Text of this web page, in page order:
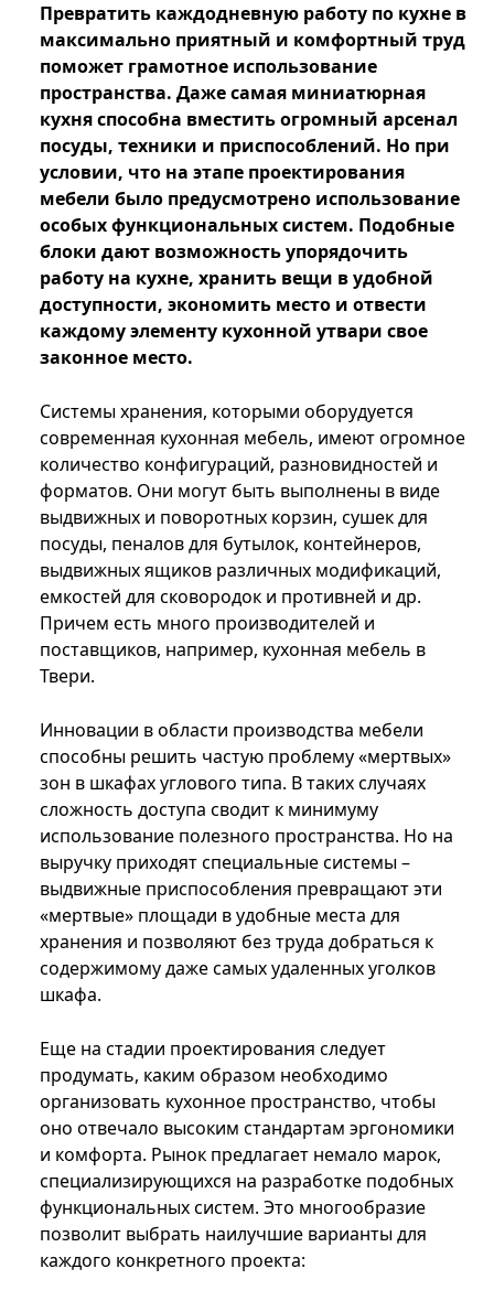
Превратить каждодневную работу по кухне в
максимально приятный и комфортный труд
поможет грамотное использование
пространства. Даже самая миниатюрная
кухня способна вместить огромный арсенал
посуды, техники и приспособлений. Но при
условии, что на этапе проектирования
мебели было предусмотрено использование
особых функциональных систем. Подобные
блоки дают возможность упорядочить
работу на кухне, хранить вещи в удобной
доступности, экономить место и отвести
каждому элементу кухонной утвари свое
законное место.
Системы хранения, которыми оборудуется
современная кухонная мебель, имеют огромное
количество конфигураций, разновидностей и
форматов. Они могут быть выполнены в виде
выдвижных и поворотных корзин, сушек для
посуды, пеналов для бутылок, контейнеров,
выдвижных ящиков различных модификаций,
емкостей для сковородок и противней и др.
Причем есть много производителей и
поставщиков, например, кухонная мебель в
Твери.
Инновации в области производства мебели
способны решить частую проблему «мертвых»
зон в шкафах углового типа. В таких случаях
сложность доступа сводит к минимуму
использование полезного пространства. Но на
выручку приходят специальные системы –
выдвижные приспособления превращают эти
«мертвые» площади в удобные места для
хранения и позволяют без труда добраться к
содержимому даже самых удаленных уголков
шкафа.
Еще на стадии проектирования следует
продумать, каким образом необходимо
организовать кухонное пространство, чтобы
оно отвечало высоким стандартам эргономики
и комфорта. Рынок предлагает немало марок,
специализирующихся на разработке подобных
функциональных систем. Это многообразие
позволит выбрать наилучшие варианты для
каждого конкретного проекта: